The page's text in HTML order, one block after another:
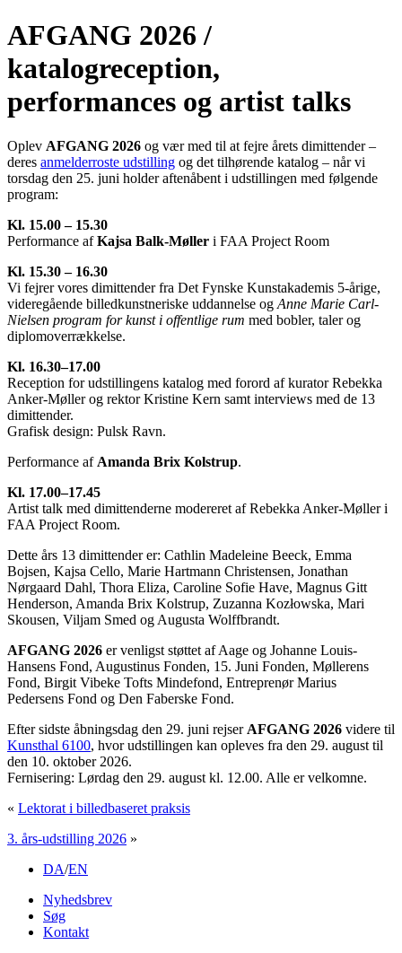
AFGANG 2026 /
katalogreception,
performances og artist talks
Oplev AFGANG 2026 og vær med til at fejre årets dimittender –
deres anmelderroste udstilling og det tilhørende katalog – når vi
torsdag den 25. juni holder aftenåbent i udstillingen med følgende
program:
Kl. 15.00 – 15.30
Performance afKajsa Balk-Møller i FAA Project Room
Kl. 15.30 – 16.30
Vi fejrer vores dimittender fra Det Fynske Kunstakademis 5-årige,
videregående billedkunstneriske uddannelse og Anne Marie Carl-
Nielsen program for kunst i offentlige rum med bobler, taler og
diplomoverrækkelse.
Kl. 16.30–17.00
Reception for udstillingens katalog med forord af kurator Rebekka
Anker-Møller og rektor Kristine Kern samt interviews med de 13
dimittender.
Grafisk design: Pulsk Ravn.
Performance af Amanda Brix Kolstrup.
Kl. 17.00–17.45
Artist talk med dimittenderne modereret af Rebekka Anker-Møller i
FAA Project Room.
Dette års 13 dimittender er: Cathlin Madeleine Beeck, Emma
Bojsen, Kajsa Cello, Marie Hartmann Christensen, Jonathan
Nørgaard Dahl, Thora Eliza, Caroline Sofie Have, Magnus Gitt
Henderson, Amanda Brix Kolstrup, Zuzanna Kozłowska, Mari
Skousen, Viljam Smed og Augusta Wolffbrandt.
AFGANG 2026 er venligst støttet af Aage og Johanne Louis-
Hansens Fond, Augustinus Fonden, 15. Juni Fonden, Møllerens
Fond, Birgit Vibeke Tofts Mindefond, Entreprenør Marius
Pedersens Fond og Den Faberske Fond.
Efter sidste åbningsdag den 29. juni rejser AFGANG 2026 videre til
Kunsthal 6100, hvor udstillingen kan opleves fra den 29. august til
den 10. oktober 2026.
Fernisering: Lørdag den 29. august kl. 12.00. Alle er velkomne.
« Lektorat i billedbaseret praksis
3. års-udstilling 2026 »
DA/EN
Nyhedsbrev
Søg
Kontakt